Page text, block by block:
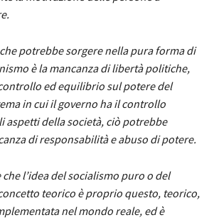
potrebbe sorgere nella pura forma di
è la mancanza di libertà politiche,
ed equilibrio sul potere del
in cui il governo ha il controllo
aspetti della società, ciò potrebbe
di responsabilità e abuso di potere.
che l’idea del socialismo puro o del
teorico è proprio questo, teorico,
nel mondo reale, ed è